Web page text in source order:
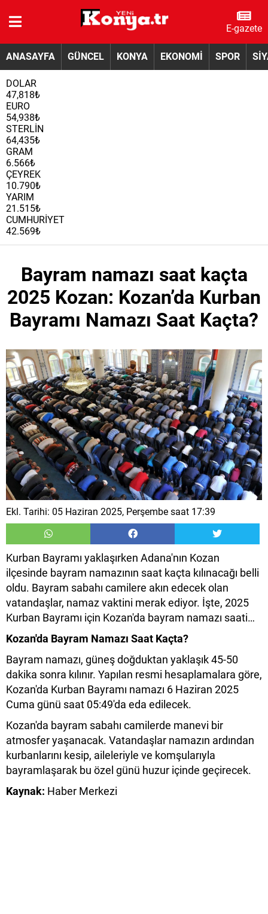
E-gazete
ANASAYFA GÜNCEL KONYA EKONOMİ SPOR
DOLAR
47,818₺
EURO
54,938₺
STERLİN
64,435₺
GRAM
6.566₺
ÇEYREK
10.790₺
YARIM
21.515₺
CUMHURİYET
42.569₺
Bayram namazı saat kaçta
2025 Kozan: Kozan’da Kurban
Bayramı Namazı Saat Kaçta?
Ekl. Tarihi: 05 Haziran 2025, Perşembe saat 17:39
Kurban Bayramı yaklaşırken Adana'nın Kozan
ilçesinde bayram namazının saat kaçta kılınacağı belli
oldu. Bayram sabahı camilere akın edecek olan
vatandaşlar, namaz vaktini merak ediyor. İşte, 2025
Kurban Bayramı için Kozan'da bayram namazı saati…
Kozan'da Bayram Namazı Saat Kaçta?
Bayram namazı, güneş doğduktan yaklaşık 45-50
dakika sonra kılınır. Yapılan resmi hesaplamalara göre,
Kozan'da Kurban Bayramı namazı 6 Haziran 2025
Cuma günü saat 05:49'da eda edilecek.
Kozan'da bayram sabahı camilerde manevi bir
atmosfer yaşanacak. Vatandaşlar namazın ardından
kurbanlarını kesip, aileleriyle ve komşularıyla
bayramlaşarak bu özel günü huzur içinde geçirecek.
Kaynak: Haber Merkezi